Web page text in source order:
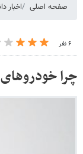
صفحه اصلی اخبار
۶ نفر
چرا